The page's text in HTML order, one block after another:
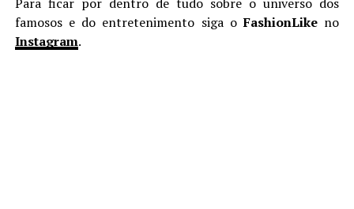
famosos e do entretenimento siga oFashionLike no
Instagram.